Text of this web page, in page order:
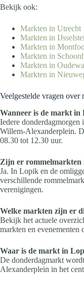
Bekijk ook:
Markten in Utrecht
Markten in
Markten in
Markten in
Markten in
Markten in
Veelgestelde vragen
Wanneer is de markt in
Iedere
Willem-Alexanderplein.
08.30 tot 12.30 uur.
Zijn er rommelmarkten
Ja. In Lopik en de
verschillende
verenigingen.
Welke markten zijn er
Bekijk het actuele
markten en evenementen
Waar is de markt in
De donderdagmarkt
Alexanderplein in het